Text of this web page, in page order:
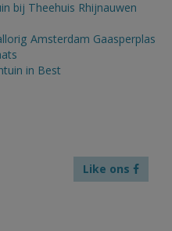
bij Theehuis Rhijnauwen
Amsterdam Gaasperplas
in Best
Like ons